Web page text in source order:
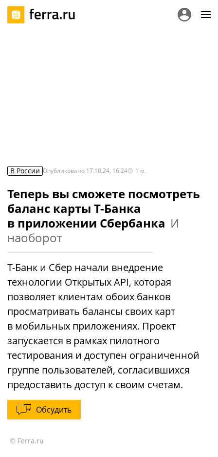
В России Опубликовано 17.10.24, 16:24 1 м.
Теперь вы сможете посмотреть
баланс карты Т-Банка
в приложении Сбербанка И
наоборот
Т-Банк и Сбер начали внедрение
технологии Открытых API, которая
позволяет клиентам обоих банков
просматривать балансы своих карт
в мобильных приложениях. Проект
запускается в рамках пилотного
тестирования и доступен ограниченной
группе пользователей, согласившихся
предоставить доступ к своим счетам.
Обсудить
© Ferra.ru